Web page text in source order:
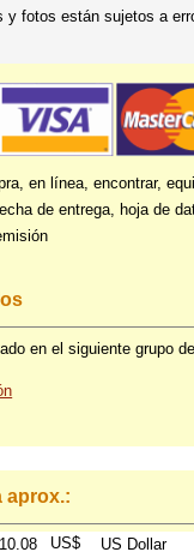
y fotos están sujetos a
en línea, encontrar,
de entrega, hoja de
en el siguiente grupo
aprox.:
10.08 US$
US Dollar